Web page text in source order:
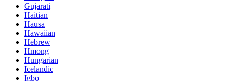
Gujarati
Haitian
Hausa
Hawaiian
Hebrew
Hmong
Hungarian
Icelandic
Igbo